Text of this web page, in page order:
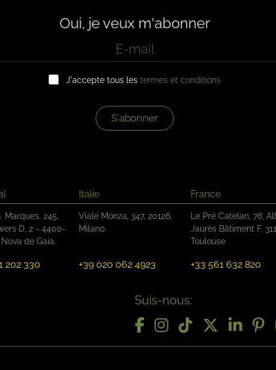
Oui, je veux m'abonner
J'accepte tous les termes et conditions
S'abonner
Marques, 245,
D, 2 - 4400-
Nova de Gaia.
202 330
Italie
Viale Monza, 347, 20126,
Milano.
+39 020 062 4923
France
Le Pré Catelan, 78,
Jaurès Bâtiment F,
Toulouse
+33 561 632 820
Suis-nous: